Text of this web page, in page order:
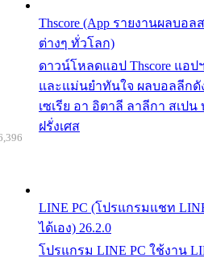
Thscore (App รายงานผลบอ
ต่างๆ ทั่วโลก)
ดาวน์โหลดแอป Thscore แอป
และแม่นยำทันใจ ผลบอลลีกดั
เซเรีย อา อิตาลี ลาลีกา สเปน
ฝรั่งเศส
LINE PC (โปรแกรมแชท
ได้เอง) 26.2.0
โปรแกรม LINE PC ใช้งาน